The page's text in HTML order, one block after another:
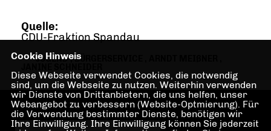
Quelle:
CDU-Fraktion Spandau
JUGEND,BÜRGERSERVICE
Cookie Hinweis
Diese Webseite verwendet Cookies, die notwendig
sind, um die Webseite zu nutzen. Weiterhin verwenden
wir Dienste von Drittanbietern, die uns helfen, unser
Webangebot zu verbessern (Website-Optmierung). Für
die Verwendung bestimmter Dienste, benötigen wir
Ihre Einwilligung. Ihre Einwilligung können Sie jederzeit